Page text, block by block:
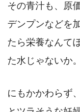
その青汁も、原
デンプンなどを
たら栄養なんて
た水じゃないか
にもかかわらず